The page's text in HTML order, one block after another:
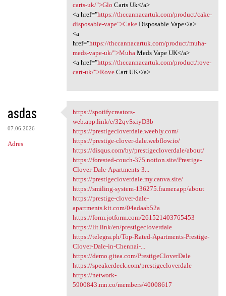
carts-uk/">Glo Carts Uk</a>
<a href="https://thccannacartuk.com/product/cake-
disposable-vape">CakeDisposable Vape</a>
<a
href="https://thccannacartuk.com/product/muha-
meds-vape-uk/">MuhaMeds Vape UK</a>
<a href="https://thccannacartuk.com/product/rove-
cart-uk/">RoveCart UK</a>
asdas
07.06.2026
Adres
https://spotifycreators-web
https://spotifycreators-
web.app.link/e/32qvSxiyD3b
https://prestigecloverdale.weebly.com/
https://prestige-clover-dale.webflow.io/
https://disqus.com/by/prestigecloverdale/about/
https://forested-couch-375.notion.site/Prestige-
Clover-Dale-Apartments-3...
https://prestigecloverdale.my.canva.site/
https://smiling-system-136275.framer.app/about
https://prestige-clover-dale-
apartments.kit.com/04adaab52a
https://form.jotform.com/261521403765453
https://lit.link/en/prestigecloverdale
https://telegra.ph/Top-Rated-Apartments-Prestige-
Clover-Dale-in-Chennai-...
https://demo.gitea.com/PrestigeCloverDale
https://speakerdeck.com/prestigecloverdale
https://network-
5900843.mn.co/members/40008617